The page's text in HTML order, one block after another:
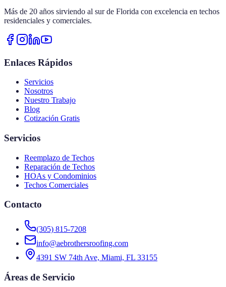
Más de 20 años sirviendo al sur de Florida con excelencia en techos
residenciales y comerciales.
Enlaces Rápidos
Servicios
Nosotros
Nuestro Trabajo
Blog
Cotización Gratis
Servicios
Reemplazo de Techos
Reparación de Techos
HOAs y Condominios
Techos Comerciales
Contacto
(305) 815-7208
info@aebrothersroofing.com
4391 SW 74th Ave, Miami, FL 33155
Áreas de Servicio